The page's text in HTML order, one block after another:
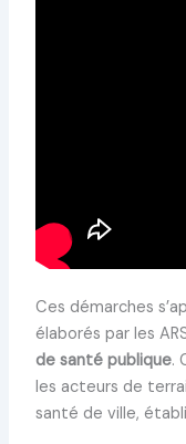
Ces démarches
élaborés par les
de santé publique.
les acteurs de
santé de ville,